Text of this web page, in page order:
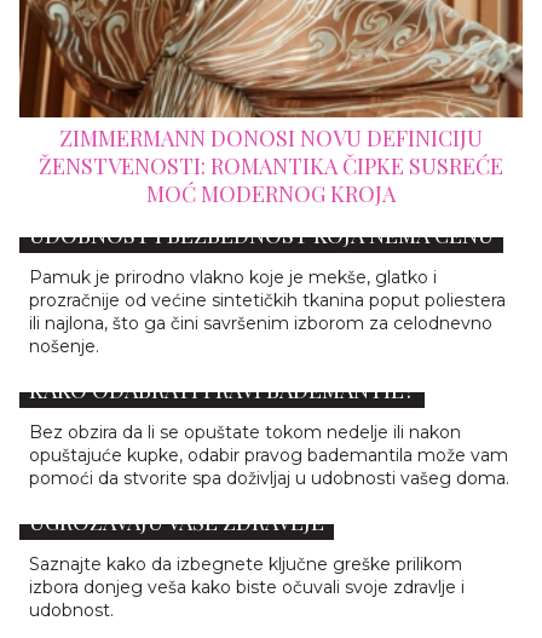
ERMANNO SCERVINO JESEN 2026:
DRAMA U NAJLEPŠOJ MODNOJ KULISI
DONJI VEŠ OD ORGANSKOG PAMUKA:
UDOBNOST I BEZBEDNOST KOJA NEMA CENU
Pamuk je prirodno vlakno koje je mekše, glatko i
prozračnije od većine sintetičkih tkanina poput poliestera
ili najlona, što ga čini savršenim izborom za celodnevno
nošenje.
KAKO ODABRATI PRAVI BADEMANTIL?
Bez obzira da li se opuštate tokom nedelje ili nakon
opuštajuće kupke, odabir pravog bademantila može vam
pomoći da stvorite spa doživljaj u udobnosti vašeg doma.
5 GREŠAKA PRI IZBORU DONJEG VEŠA KOJE
UGROŽAVAJU VAŠE ZDRAVLJE
Saznajte kako da izbegnete ključne greške prilikom
izbora donjeg veša kako biste očuvali svoje zdravlje i
udobnost.
CALZEDONIA KOLEKCIJA ZA DAN